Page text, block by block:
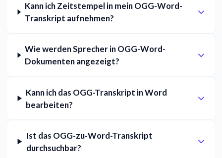
Kann ich Zeitstempel in mein OGG-Word-
Transkript aufnehmen?
Wie werden Sprecher in OGG-Word-
Dokumenten angezeigt?
Kann ich das OGG-Transkript in Word
bearbeiten?
Ist das OGG-zu-Word-Transkript
durchsuchbar?